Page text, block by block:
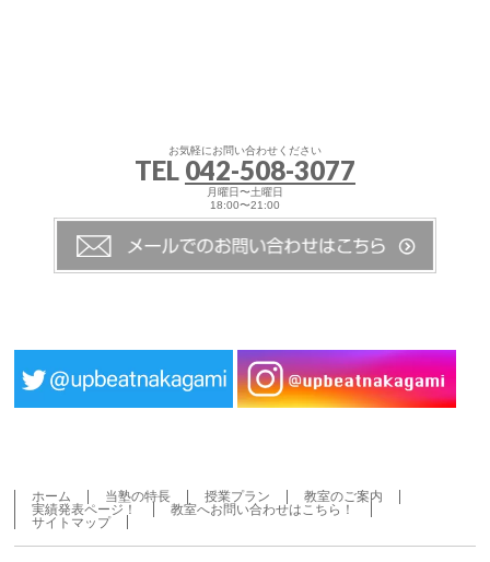
お気軽にお問い合わせください
TEL 042-508-3077
月曜日〜土曜日
18:00〜21:00
ホーム 当塾の特長 授業プラン
教室のご案内
実績発表ページ！
教室へお問い合わせはこちら！
サイトマップ